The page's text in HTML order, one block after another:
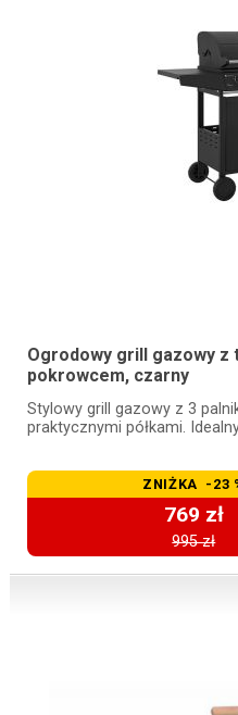
Ogrodowy grill gazowy z
pokrowcem, czarny
Stylowy grill gazowy z 3
praktycznymi półkami.
ZNIŻKA -23
769 zł
995 zł